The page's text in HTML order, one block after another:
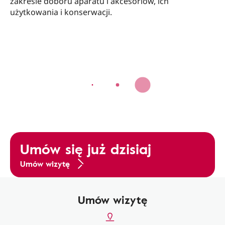
użytkowania i konserwacji.
Umów się już dzisiaj
Umów wizytę
Umów wizytę